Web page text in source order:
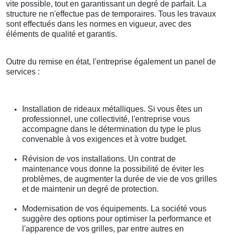
vite possible, tout en garantissant un degré de parfait. La
structure ne n'effectue pas de temporaires. Tous les travaux
sont effectués dans les normes en vigueur, avec des
éléments de qualité et garantis.
Outre du remise en état, l'entreprise également un panel de
services :
Installation de rideaux métalliques. Si vous êtes un
professionnel, une collectivité, l'entreprise vous
accompagne dans le détermination du type le plus
convenable à vos exigences et à votre budget.
Révision de vos installations. Un contrat de
maintenance vous donne la possibilité de éviter les
problèmes, de augmenter la durée de vie de vos grilles
et de maintenir un degré de protection.
Modernisation de vos équipements. La société vous
suggère des options pour optimiser la performance et
l'apparence de vos grilles, par entre autres en